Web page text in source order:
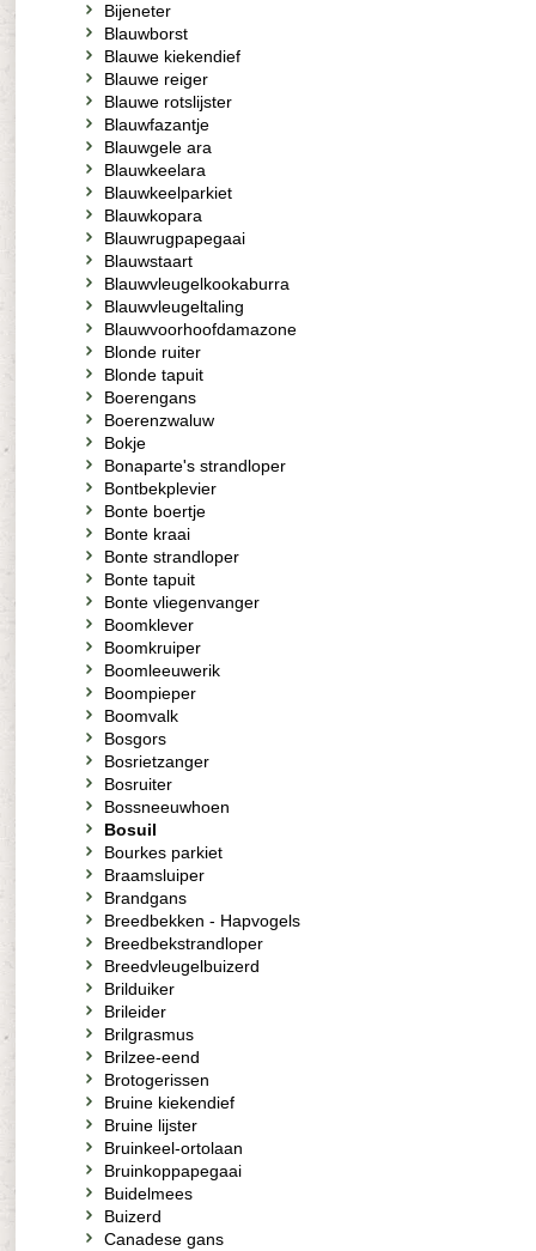
Bijeneter
Blauwborst
Blauwe kiekendief
Blauwe reiger
Blauwe rotslijster
Blauwfazantje
Blauwgele ara
Blauwkeelara
Blauwkeelparkiet
Blauwkopara
Blauwrugpapegaai
Blauwstaart
Blauwvleugelkookaburra
Blauwvleugeltaling
Blauwvoorhoofdamazone
Blonde ruiter
Blonde tapuit
Boerengans
Boerenzwaluw
Bokje
Bonaparte's strandloper
Bontbekplevier
Bonte boertje
Bonte kraai
Bonte strandloper
Bonte tapuit
Bonte vliegenvanger
Boomklever
Boomkruiper
Boomleeuwerik
Boompieper
Boomvalk
Bosgors
Bosrietzanger
Bosruiter
Bossneeuwhoen
Bosuil
Bourkes parkiet
Braamsluiper
Brandgans
Breedbekken - Hapvogels
Breedbekstrandloper
Breedvleugelbuizerd
Brilduiker
Brileider
Brilgrasmus
Brilzee-eend
Brotogerissen
Bruine kiekendief
Bruine lijster
Bruinkeel-ortolaan
Bruinkoppapegaai
Buidelmees
Buizerd
Canadese gans